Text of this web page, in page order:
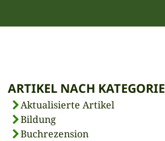
ARTIKEL NACH KATEGORIE
Aktualisierte Artikel
Bildung
Buchrezension